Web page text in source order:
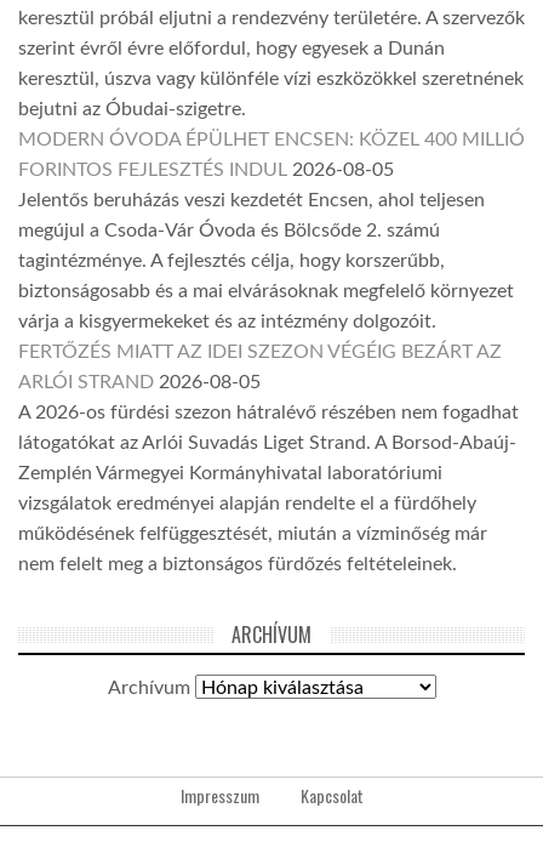
keresztül próbál eljutni a rendezvény területére. A szervezők
szerint évről évre előfordul, hogy egyesek a Dunán
keresztül, úszva vagy különféle vízi eszközökkel szeretnének
bejutni az Óbudai-szigetre.
MODERN ÓVODA ÉPÜLHET ENCSEN: KÖZEL 400 MILLIÓ
FORINTOS FEJLESZTÉS INDUL 2026-08-05
Jelentős beruházás veszi kezdetét Encsen, ahol teljesen
megújul a Csoda-Vár Óvoda és Bölcsőde 2. számú
tagintézménye. A fejlesztés célja, hogy korszerűbb,
biztonságosabb és a mai elvárásoknak megfelelő környezet
várja a kisgyermekeket és az intézmény dolgozóit.
FERTŐZÉS MIATT AZ IDEI SZEZON VÉGÉIG BEZÁRT AZ
ARLÓI STRAND 2026-08-05
A 2026-os fürdési szezon hátralévő részében nem fogadhat
látogatókat az Arlói Suvadás Liget Strand. A Borsod-Abaúj-
Zemplén Vármegyei Kormányhivatal laboratóriumi
vizsgálatok eredményei alapján rendelte el a fürdőhely
működésének felfüggesztését, miután a vízminőség már
nem felelt meg a biztonságos fürdőzés feltételeinek.
ARCHÍVUM
Archívum
Impresszum Kapcsolat